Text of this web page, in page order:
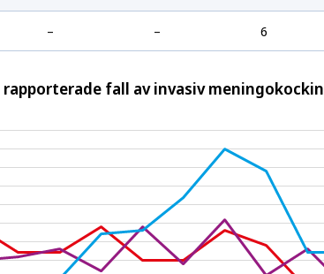
– – 6
rapporterade fall av invasiv